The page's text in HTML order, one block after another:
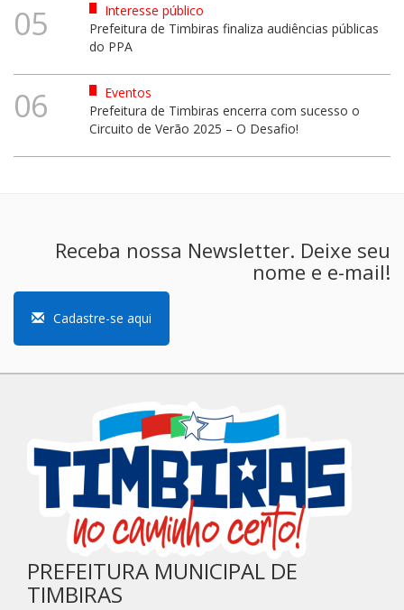
05
Interesse público
Prefeitura de Timbiras finaliza audiências públicas
do PPA
06
Eventos
Prefeitura de Timbiras encerra com sucesso o
Circuito de Verão 2025 – O Desafio!
Receba nossa Newsletter. Deixe seu
nome e e-mail!
Cadastre-se aqui
PREFEITURA MUNICIPAL DE
TIMBIRAS